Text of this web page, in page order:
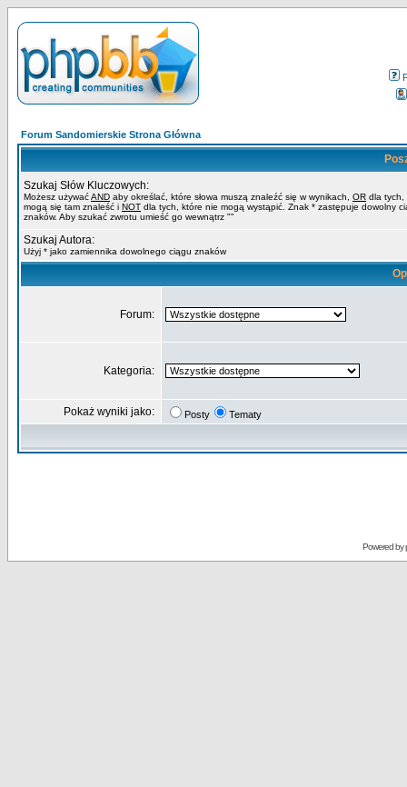
Forum Sandomierskie Strona Główna
Szukaj Słów Kluczowych:
Możesz używaćAND aby określać, które słowa muszą znaleźć się w wynikach, OR dla tych,
mogą się tam znaleść i NOT dla tych, które nie mogą wystąpić. Znak * zastępuje dowolny
znaków. Aby szukać zwrotu umieść go wewnątrz ""
Szukaj Autora:
Użyj * jako zamiennika dowolnego ciągu znaków
Forum:
Kategoria:
Pokaż wyniki jako: Posty Tematy
Powered by